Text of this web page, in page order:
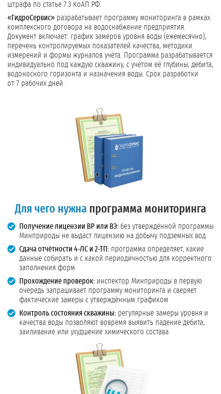
штрафа по статье 7.3 КоАП РФ.
«ГидроСервис» разрабатывает программу мониторинга в рамках
комплексного договора на водоснабжение предприятия.
Документ включает: график замеров уровня воды (ежемесячно),
перечень контролируемых показателей качества, методики
измерений и формы журналов учёта. Программа разрабатывается
индивидуально под каждую скважину, с учётом её глубины, дебита,
водоносного горизонта и назначения воды. Срок разработки
от 7 рабочих дней.
Для чего нужна программа мониторинга
Получение лицензии ВР или ВЭ: без утверждённой программы
Минприроды не выдаст лицензию на добычу подземных вод
Сдача отчётности 4-ЛС и 2-ТП: программа определяет, какие
данные собирать и с какой периодичностью для корректного
заполнения форм
Прохождение проверок: инспектор Минприроды в первую
очередь запрашивает программу мониторинга и сверяет
фактические замеры с утверждённым графиком
Контроль состояния скважины: регулярные замеры уровня и
качества воды позволяют вовремя выявить падение дебита,
заиливание или ухудшение химического состава